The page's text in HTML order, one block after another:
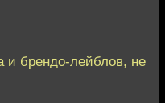
и брендо-лейблов, не